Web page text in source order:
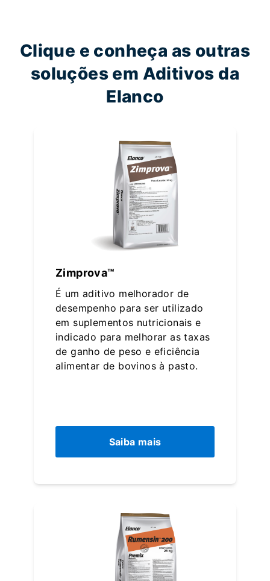
Clique e conheça as outras
soluções em Aditivos da
Elanco
Zimprova™
É um aditivo melhorador de
desempenho para ser utilizado
em suplementos nutricionais e
indicado para melhorar as taxas
de ganho de peso e eficiência
alimentar de bovinos à pasto.
Saiba mais